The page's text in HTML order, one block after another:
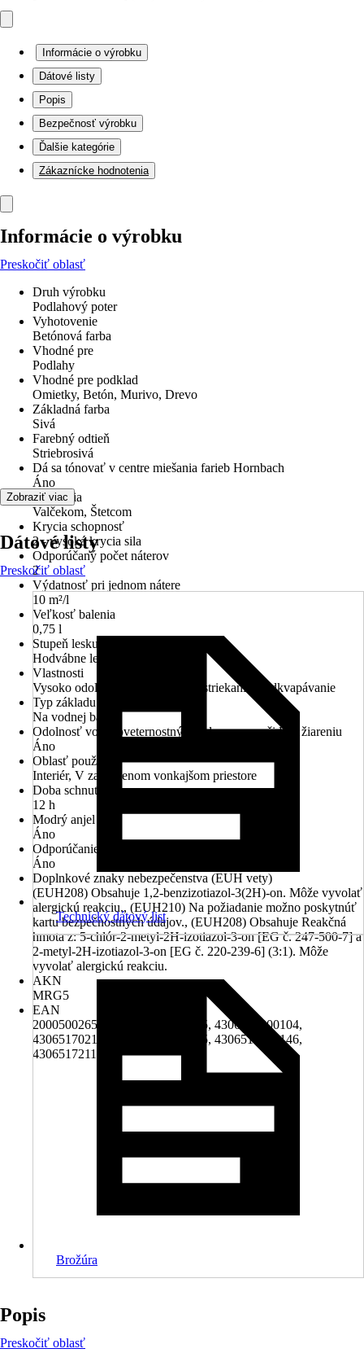
Informácie o výrobku
Dátové listy
Popis
Bezpečnosť výrobku
Ďalšie kategórie
Zákaznícke hodnotenia
Informácie o výrobku
Preskočiť oblasť
Druh výrobku
Podlahový poter
Vyhotovenie
Betónová farba
Vhodné pre
Podlahy
Vhodné pre podklad
Omietky, Betón, Murivo, Drevo
Základná farba
Sivá
Farebný odtieň
Striebrosivá
Dá sa tónovať v centre miešania farieb Hornbach
Áno
Aplikácia
Valčekom, Štetcom
Krycia schopnosť
2 - vysoká krycia sila
Odporúčaný počet náterov
2
Výdatnosť pri jednom nátere
10 m²/l
Veľkosť balenia
0,75 l
Stupeň lesku
Hodvábne lesklá
Vlastnosti
Vysoko odolné proti oderu, Tlmí striekanie a odkvapávanie
Typ základu
Na vodnej báze
Odolnosť voči poveternostným vplyvom a voči UV žiareniu
Áno
Oblasť použitia
Interiér, V zastrešenom vonkajšom priestore
Doba schnutia cca
12 h
Modrý anjel
Áno
Odporúčanie základného náteru
Áno
Doplnkové znaky nebezpečenstva (EUH vety)
(EUH208) Obsahuje 1,2-benzizotiazol-3(2H)-on. Môže vyvolať
alergickú reakciu., (EUH210) Na požiadanie možno poskytnúť
kartu bezpečnostných údajov., (EUH208) Obsahuje Reakčná
hmota z: 5-chlór-2-metyl-2H-izotiazol-3-on [EG č. 247-500-7] a
2-metyl-2H-izotiazol-3-on [EG č. 220-239-6] (3:1). Môže
vyvolať alergickú reakciu.
AKN
MRG5
EAN
2000500265006, 4001044400845, 4306516000104,
4306517021528, 4306517028985, 4306517050146,
4306517211813
Zobraziť viac
Dátové listy
Preskočiť oblasť
Technický dátový list
Brožúra
Popis
Preskočiť oblasť